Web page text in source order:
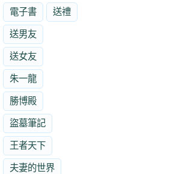
電子書 送禮
送男友
送女友
朱一龍
勝博殿
盜墓筆記
王者天下
夫妻的世界